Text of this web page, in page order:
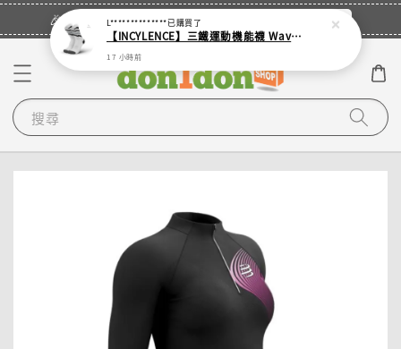
🎉登入會員・領取您的專屬折扣券！ 立即登入
搜尋
L**************已購買了
【INCYLENCE】三鐵運動機能襪 Waves White
17 小時前